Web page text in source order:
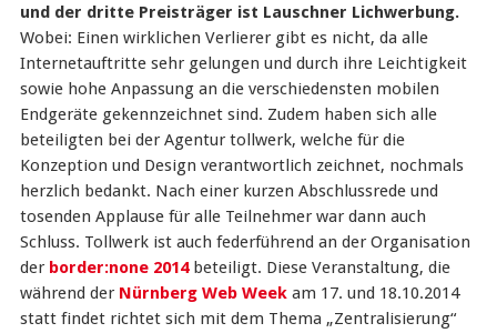
und der dritte Preisträger ist Lauschner Lichwerbung.
Wobei: Einen wirklichen Verlierer gibt es nicht, da alle
Internetauftritte sehr gelungen und durch ihre Leichtigkeit
sowie hohe Anpassung an die verschiedensten mobilen
Endgeräte gekennzeichnet sind. Zudem haben sich alle
beteiligten bei der Agentur tollwerk, welche für die
Konzeption und Design verantwortlich zeichnet, nochmals
herzlich bedankt. Nach einer kurzen Abschlussrede und
tosenden Applause für alle Teilnehmer war dann auch
Schluss. Tollwerk ist auch federführend an der Organisation
der border:none 2014beteiligt. Diese Veranstaltung, die
während der Nürnberg Web Weekam 17. und 18.10.2014
statt findet richtet sich mit dem Thema „Zentralisierung“